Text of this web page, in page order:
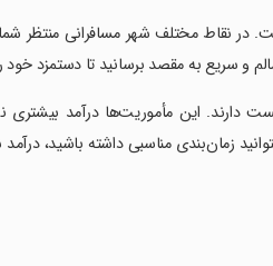
نقاط مختلف شهر مسافرانی منتظر
و سریع به مقصد برسانید تا دستمزد خود
دارند. این مأموریت‌ها درآمد
زمان‌بندی مناسبی داشته باشید،